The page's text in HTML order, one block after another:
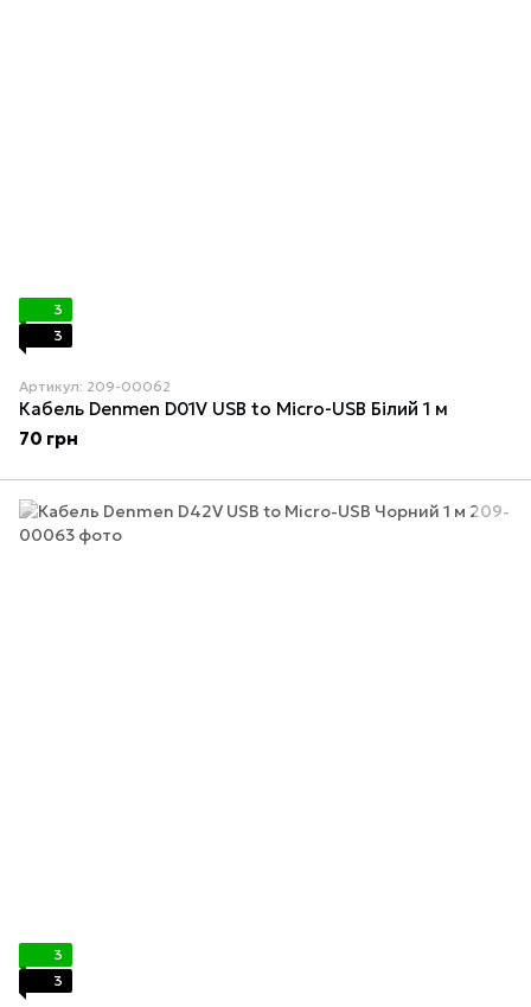
3
3
Артикул: 209-00062
Кабель Denmen D01V USB to Micro-USB Білий 1 м
70 грн
3
3